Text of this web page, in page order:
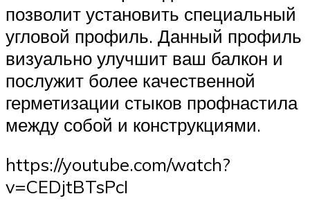
позволит установить специальный
угловой профиль. Данный профиль
визуально улучшит ваш балкон и
послужит более качественной
герметизации стыков профнастила
между собой и конструкциями.
https://youtube.com/watch?
v=CEDjtBTsPcI